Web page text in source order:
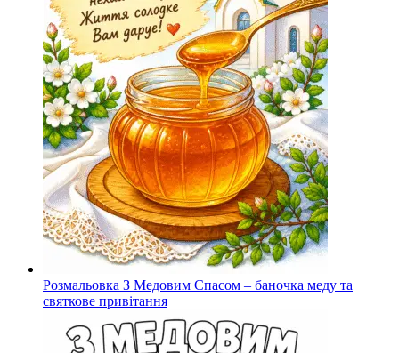
Розмальовка З Медовим Спасом – баночка меду та
святкове привітання